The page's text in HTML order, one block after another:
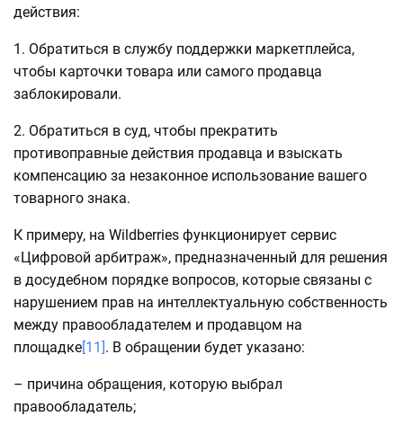
действия:
1. Обратиться в службу поддержки маркетплейса,
чтобы карточки товара или самого продавца
заблокировали.
2. Обратиться в суд, чтобы прекратить
противоправные действия продавца и взыскать
компенсацию за незаконное использование вашего
товарного знака.
К примеру, на Wildberries функционирует сервис
«Цифровой арбитраж», предназначенный для решения
в досудебном порядке вопросов, которые связаны с
нарушением прав на интеллектуальную собственность
между правообладателем и продавцом на
площадке[11] . В обращении будет указано:
– причина обращения, которую выбрал
правообладатель;